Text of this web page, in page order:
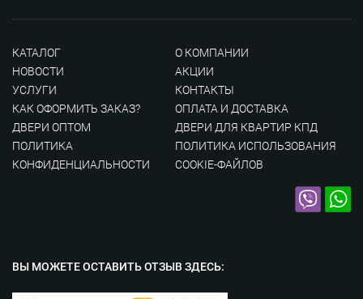
КАТАЛОГ
О КОМПАНИИ
НОВОСТИ
АКЦИИ
УСЛУГИ
КОНТАКТЫ
КАК ОФОРМИТЬ ЗАКАЗ?
ОПЛАТА И ДОСТАВКА
ДВЕРИ ОПТОМ
ДВЕРИ ДЛЯ КВАРТИР КПД
ПОЛИТИКА
КОНФИДЕНЦИАЛЬНОСТИ
ПОЛИТИКА ИСПОЛЬЗОВАНИЯ
COOKIE-ФАЙЛОВ
ВЫ МОЖЕТЕ ОСТАВИТЬОТЗЫВ ЗДЕСЬ: